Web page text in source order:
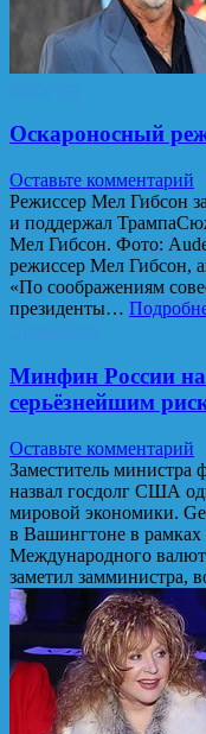
Оскароносный
Оставьте комментарий
Режиссер Мел Гибсон
и поддержал
Мел Гибсон. Фото:
режиссер Мел Гибсон,
«По соображениям
президенты…
Минфин России
серьёзнейшим
Оставьте комментарий
Заместитель министра
назвал госдолг США
мировой экономики.
в Вашингтоне в рамках
Международного
заметил замминистра,